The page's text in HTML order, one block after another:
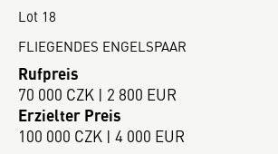
Lot 18
FLIEGENDES ENGELSPAAR
Rufpreis
70 000 CZK | 2 800 EUR
Erzielter Preis
100 000 CZK | 4 000 EUR